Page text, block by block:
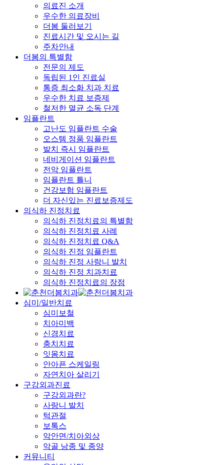
의료진 소개
우수한 의료장비
더봄 둘러보기
진료시간 및 오시는 길
주차안내
더봄의 특별함
전문의 제도
독립된 1인 진료실
통증 최소화 치과 치료
우수한 치료 보증제
철저한 멸균 소독 단계
임플란트
고난도 임플란트 수술
오스템 정품 임플란트
발치 즉시 임플란트
네비게이션 임플란트
전악 임플란트
임플란트 틀니
건강보험 임플란트
더 자신있는 진료보증제도
의식하 진정치료
의식하 진정치료의 특별함
의식하 진정치료 사례
의식하 진정치료 Q&A
의식하 진정 임플란트
의식하 진정 사랑니 발치
의식하 진정 치과치료
의식하 진정치료의 장점
심미/일반치료
심미보철
치아미백
신경치료
충치치료
잇몸치료
안아픈 스케일링
자연치아 살리기
구강외과진료
구강외과란?
사랑니 발치
턱관절
보톡스
악안면/치아외상
악골 낭종 및 종양
커뮤니티